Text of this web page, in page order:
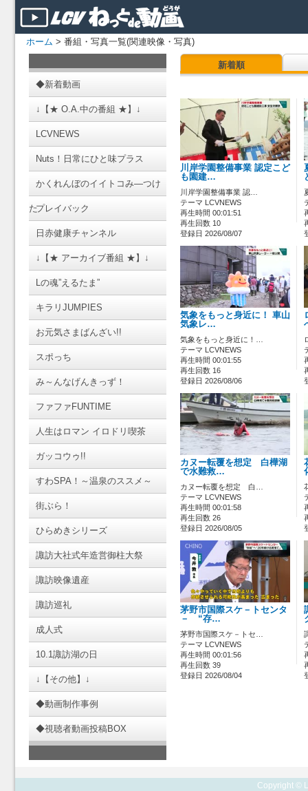
ホーム > 番組・写真一覧(関連映像・写真)
◆新着動画
↓【★ O.A.中の番組 ★】↓
LCVNEWS
Nuts！日常にひと味プラス
かくれんぼのイイトコみ―つけ
たプレイバック
日赤健康チャンネル
↓【★ アーカイブ番組 ★】↓
Lの魂”えるたま”
キラリJUMPIES
お元気さまばんざい!!
スポっち
み～んなげんきっず！
ファファFUNTIME
人生はロマン イロドリ喫茶
ガッコウゥ!!
すわSPA！～温泉のススメ～
街ぶら！
ひらめきシリーズ
諏訪大社式年造営御柱大祭
諏訪映像遺産
諏訪巡礼
成人式
10.1諏訪湖の日
↓【その他】↓
◆動画制作事例
◆視聴者動画投稿BOX
新着順
川岸学園整備事業 認定こど
も園建…
川岸学園整備事業 認…
テーマ LCVNEWS
再生時間 00:01:51
再生回数 10
登録日 2026/08/07
気象をもっと身近に！ 車山
気象レ…
気象をもっと身近に！…
テーマ LCVNEWS
再生時間 00:01:55
再生回数 16
登録日 2026/08/06
カヌー転覆を想定 白樺湖
で水難救…
カヌー転覆を想定 白…
テーマ LCVNEWS
再生時間 00:01:58
再生回数 26
登録日 2026/08/05
茅野市国際スケ－トセンタ
－ “存…
茅野市国際スケ－トセ…
テーマ LCVNEWS
再生時間 00:01:56
再生回数 39
登録日 2026/08/04
Copyright ©